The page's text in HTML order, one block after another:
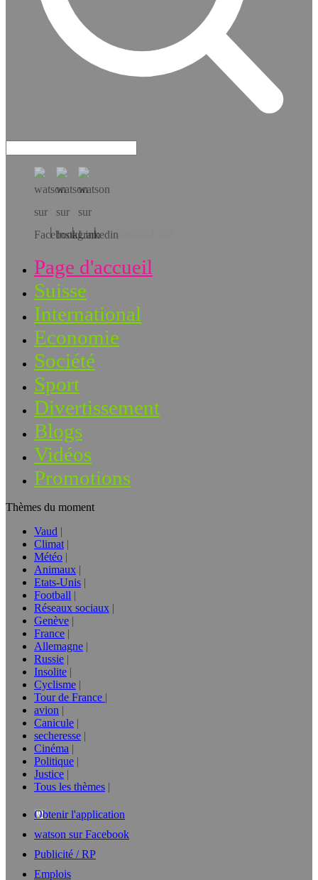
Téléchargez l’app!
Page d'accueil
Suisse
International
Economie
Société
Sport
Divertissement
Blogs
Vidéos
Promotions
Thèmes du moment
Vaud
Climat
Météo
Animaux
Etats-Unis
Football
Réseaux sociaux
Genève
France
Allemagne
Russie
Insolite
Cyclisme
Tour de France
avion
Canicule
secheresse
Cinéma
Politique
Justice
Tous les thèmes
Obtenir l'application
watson sur Facebook
Publicité / RP
Emplois